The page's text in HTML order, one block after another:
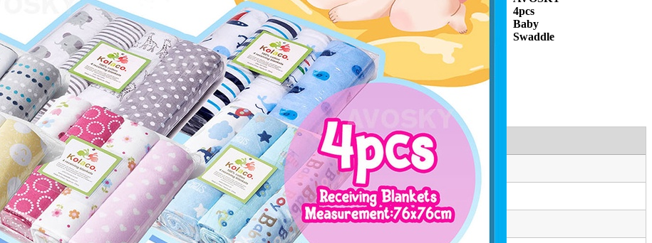
4pcs
Baby
Swaddle
Berkaitan dengan Khalish Zahin
Maksud
Murni
Jauh dari yang dikeji
Bunga yang cantik